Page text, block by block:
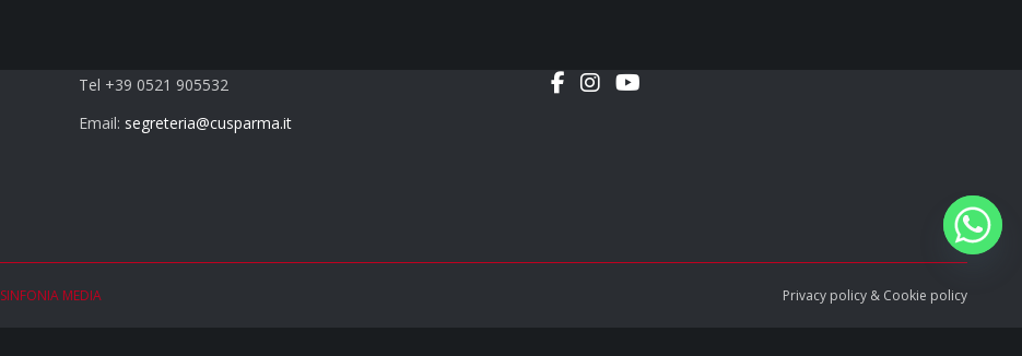
Tel +39 0521 905532
Email: segreteria@cusparma.it
SINFONIA MEDIA Privacy policy & Cookie policy